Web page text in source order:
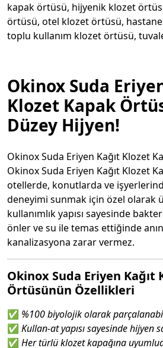
kapak örtüsü, hijyenik klozet
örtüsü, otel klozet örtüsü,
toplu kullanım klozet örtüsü,
Okinox Suda
Klozet Kapak
Düzey Hijyen!
Okinox Suda Eriyen Kağıt Klozet
Okinox Suda Eriyen Kağıt Klozet
otellerde, konutlarda ve
deneyimi sunmak için özel olarak
kullanımlık yapısı sayesinde
önler ve su ile temas ettiğinde
kanalizasyona zarar vermez.
Okinox Suda Eriyen Kağıt
Örtüsünün Özellikleri
✅ %100 biyolojik olarak
✅ Kullan-at yapısı sayesinde hijyen
✅ Her türlü klozet kapağına